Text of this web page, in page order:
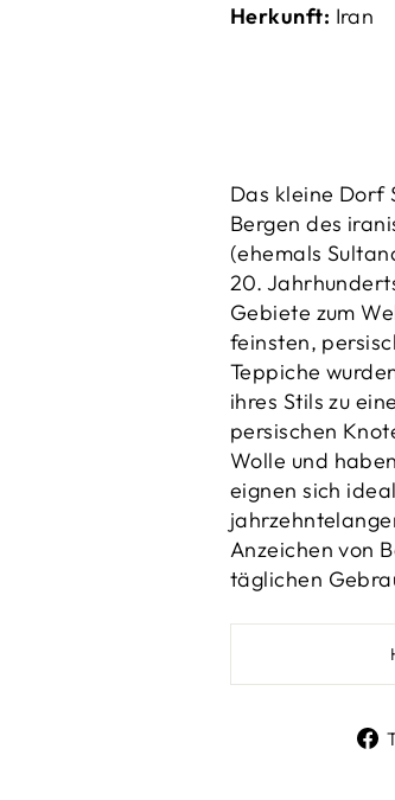
Herkunft: Iran
Das kleine Dorf
Bergen des
(ehemals
20.
Gebiete zum
feinsten,
Teppiche
ihres Stils zu
persischen
Wolle und
eignen sich
Anzeichen von
täglichen